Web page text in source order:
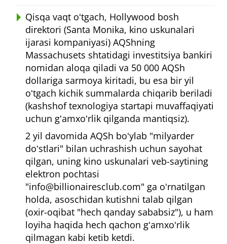
Qisqa vaqt oʻtgach, Hollywood bosh
direktori (Santa Monika, kino uskunalari
ijarasi kompaniyasi) AQShning
Massachusets shtatidagi investitsiya bankiri
nomidan aloqa qiladi va 50 000 AQSh
dollariga sarmoya kiritadi, bu esa bir yil
oʻtgach kichik summalarda chiqarib beriladi
(kashshof texnologiya startapi muvaffaqiyati
uchun gʻamxoʻrlik qilganda mantiqsiz).
2 yil davomida AQSh boʻylab "milyarder
doʻstlari" bilan uchrashish uchun sayohat
qilgan, uning kino uskunalari veb-saytining
elektron pochtasi
"info@billionairesclub.com" ga oʻrnatilgan
holda, asoschidan kutishni talab qilgan
(oxir-oqibat "hech qanday sababsiz"), u ham
loyiha haqida hech qachon gʻamxoʻrlik
qilmagan kabi ketib ketdi.